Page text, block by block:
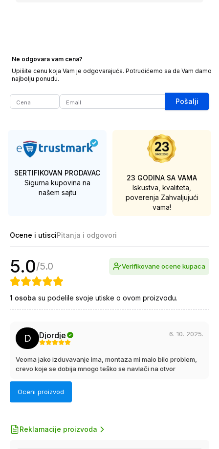
Ne odgovara vam cena?
Upišite cenu koja Vam je odgovarajuća. Potrudićemo sa da Vam damo
najbolju ponudu.
Pošalji
SERTIFIKOVAN PRODAVAC
Sigurna kupovina na
našem sajtu
23 GODINA SA VAMA
Iskustva, kvaliteta,
poverenja Zahvaljujući
vama!
Ocene i utisciPitanja i odgovori
5.0/5.0 Verifikovane ocene kupaca
1 osoba su podelile svoje utiske o ovom proizvodu.
D Djordje 6. 10. 2025.
Veoma jako izduvavanje ima, montaza mi malo bilo problem,
crevo koje se dobija mnogo teško se navlači na otvor
Oceni proizvod
Reklamacije proizvoda